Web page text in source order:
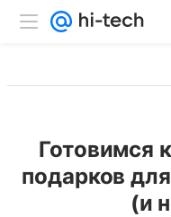
Готовимся
подарков
(и